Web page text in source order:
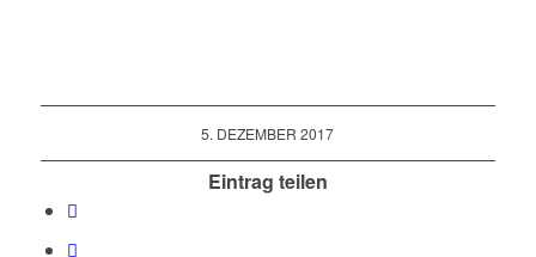
5. DEZEMBER 2017
Eintrag teilen